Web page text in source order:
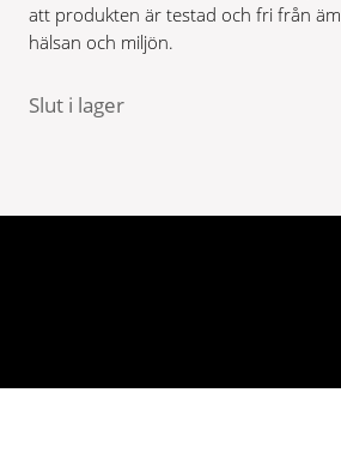
att produkten är testad och fri från
hälsan och miljön.
Slut i lager